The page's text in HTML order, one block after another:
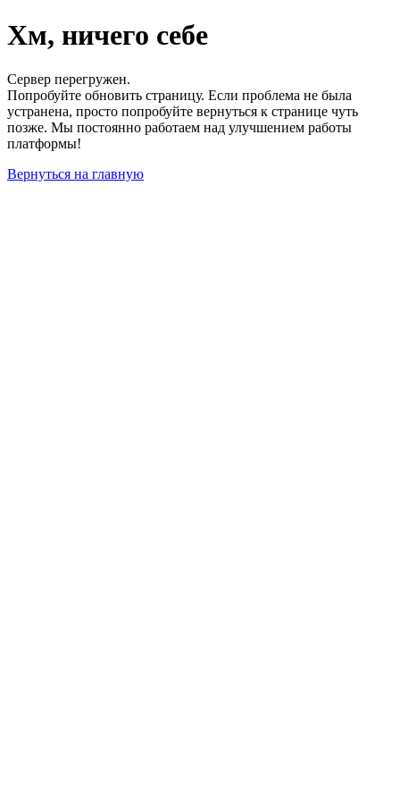
Хм, ничего себе
Сервер перегружен.
Попробуйте обновить страницу. Если проблема не была
устранена, просто попробуйте вернуться к странице чуть
позже. Мы постоянно работаем над улучшением работы
платформы!
Вернуться на главную